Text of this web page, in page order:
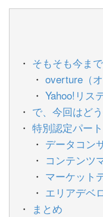
そもそも今ま
overture（
Yahoo!リス
で、今回はど
特別認定パー
データコン
コンテンツ
マーケット
エリアデベ
まとめ